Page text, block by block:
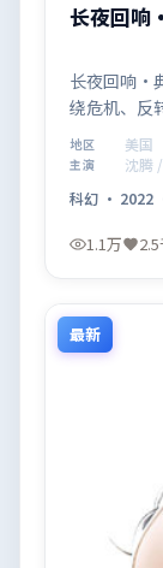
长夜回响
长夜回响·
绕危机、反
推荐观看。
地区 美国
主演
沈腾
科幻 · 2022
1.1万
最新